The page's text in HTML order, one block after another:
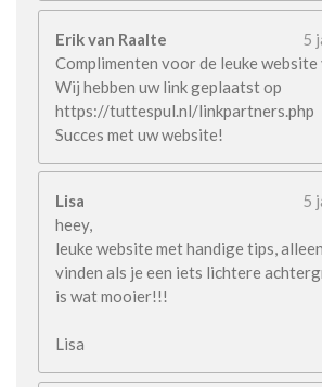
Erik van Raalte
5
Complimenten voor de leuke
Wij hebben uw link geplaatst op
https://tuttespul.nl/linkpartners.php
Succes met uw website!
Lisa
5
heey,
leuke website met handige tips,
vinden als je een iets lichtere
is wat mooier!!!
Lisa